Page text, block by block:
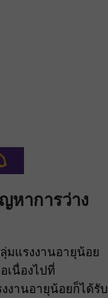
หาการว่าง
มแรงงานอายุน้อย
เนื่องไปที่
งานอายุน้อยก็ได้รับ